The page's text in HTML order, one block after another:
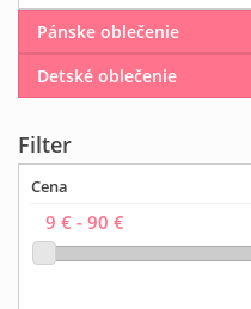
Pánske oblečenie
Detské oblečenie
Filter
Cena